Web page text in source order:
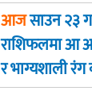
आजसाउन २३
राशिफलमा आ
र भाग्यशाली